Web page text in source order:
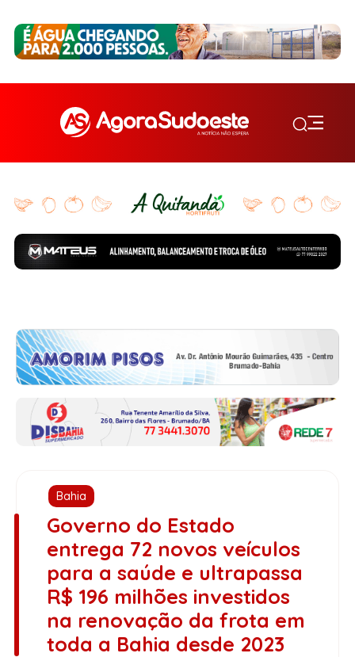
Bahia
Governo do Estado
entrega 72 novos veículos
para a saúde e ultrapassa
R$ 196 milhões investidos
na renovação da frota em
toda a Bahia desde 2023